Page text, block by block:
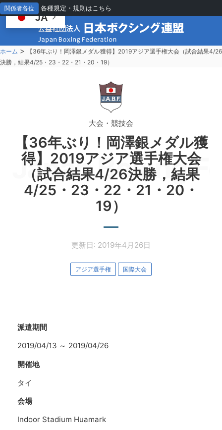
関係者各位 各種規定・規則はこちら
ホーム >
【36年ぶり！岡澤銀メダル獲得】2019アジア選手権大会（試合結果4/26
決勝，結果4/25・23・22・21・20・19）
Japan Boxing
大会・競技会
【36年ぶり！岡澤銀メダル獲
得】2019アジア選手権大会
（試合結果4/26決勝，結果
4/25・23・22・21・20・
19）
更新日: 2019年4月26日
アジア選手権 国際大会
派遣期間
2019/04/13 ～ 2019/04/26
開催地
タイ
会場
Indoor Stadium Huamark
JA